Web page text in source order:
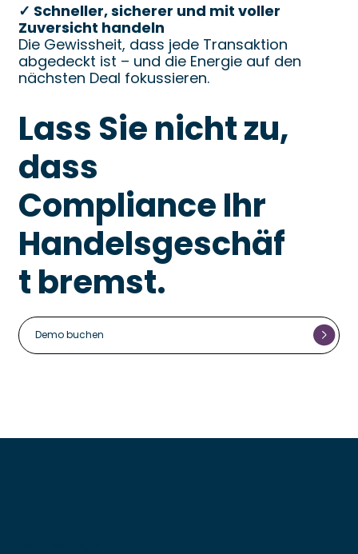
✓ Schneller, sicherer und mit voller
Zuversicht handeln
Die Gewissheit, dass jede Transaktion
abgedeckt ist – und die Energie auf den
nächsten Deal fokussieren.
Lass Sie nicht zu,
dass
Compliance Ihr
Handelsgeschäf
t bremst.
Demo buchen